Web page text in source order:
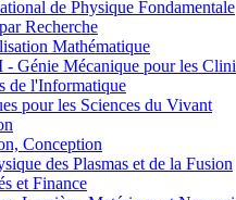
de Physique Fondamentale
Recherche
Mathématique
Mécanique pour les
de l'Informatique
pour les Sciences du Vivant
Conception
des Plasmas et de la Fusion
et Finance